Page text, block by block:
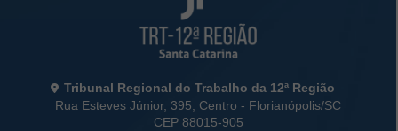
Informações de Contato
Tribunal Regional do Trabalho da 12ª Região
Rua Esteves Júnior, 395, Centro - Florianópolis/SC
CEP 88015-905